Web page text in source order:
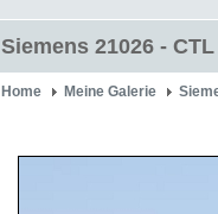
Siemens 21026 -
Home Meine Galerie